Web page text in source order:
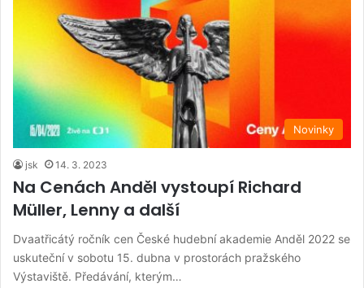
Novinky
jsk 14. 3. 2023
Na Cenách Anděl vystoupí Richard
Müller, Lenny a další
Dvaatřicátý ročník cen České hudební akademie Anděl 2022 se
uskuteční v sobotu 15. dubna v prostorách pražského
Výstaviště. Předávání, kterým…